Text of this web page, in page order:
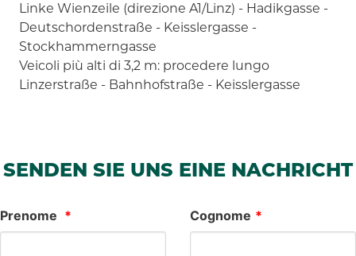
Linke Wienzeile (direzione A1/Linz) - Hadikgasse -
Deutschordenstraße - Keisslergasse -
Stockhammerngasse
Veicoli più alti di 3,2 m: procedere lungo
Linzerstraße - Bahnhofstraße - Keisslergasse
SENDEN SIE UNS EINE NACHRICHT
Leave
Prenome Cognome